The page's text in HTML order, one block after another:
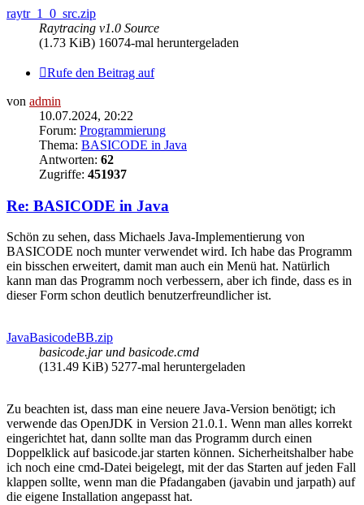
raytr_1_0_src.zip
Raytracing v1.0 Source
(1.73 KiB) 16074-mal heruntergeladen
Rufe den Beitrag auf
von admin
10.07.2024, 20:22
Forum: Programmierung
Thema: BASICODE in Java
Antworten: 62
Zugriffe: 451937
Re: BASICODE in Java
Schön zu sehen, dass Michaels Java-Implementierung von
BASICODE noch munter verwendet wird. Ich habe das Programm
ein bisschen erweitert, damit man auch ein Menü hat. Natürlich
kann man das Programm noch verbessern, aber ich finde, dass es in
dieser Form schon deutlich benutzerfreundlicher ist.
JavaBasicodeBB.zip
basicode.jar und basicode.cmd
(131.49 KiB) 5277-mal heruntergeladen
Zu beachten ist, dass man eine neuere Java-Version benötigt; ich
verwende das OpenJDK in Version 21.0.1. Wenn man alles korrekt
eingerichtet hat, dann sollte man das Programm durch einen
Doppelklick auf basicode.jar starten können. Sicherheitshalber habe
ich noch eine cmd-Datei beigelegt, mit der das Starten auf jeden Fall
klappen sollte, wenn man die Pfadangaben (javabin und jarpath) auf
die eigene Installation angepasst hat.